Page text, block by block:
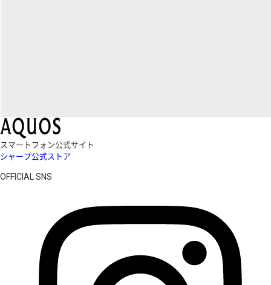
スマートフォン公式サイト
シャープ公式ストア
OFFICIAL SNS